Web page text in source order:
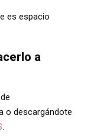
es espacio
a
o descargándote
.